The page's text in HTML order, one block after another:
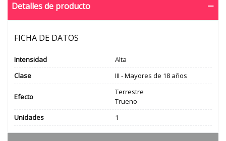
Detalles de producto
FICHA DE DATOS
Intensidad
Alta
Clase
III - Mayores de 18 años
Efecto
Terrestre
Trueno
Unidades
1